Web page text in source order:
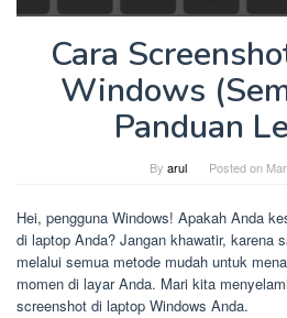
Cara
Windows
Panduan
By arul Posted on
Hei, pengguna Windows! Apakah Anda
di laptop Anda? Jangan khawatir, karena
melalui semua metode mudah untuk
momen di layar Anda. Mari kita
screenshot di laptop Windows Anda.